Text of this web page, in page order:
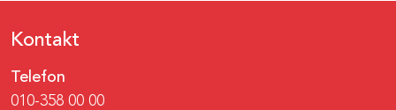
Kontakt
Telefon
010-358 00 00